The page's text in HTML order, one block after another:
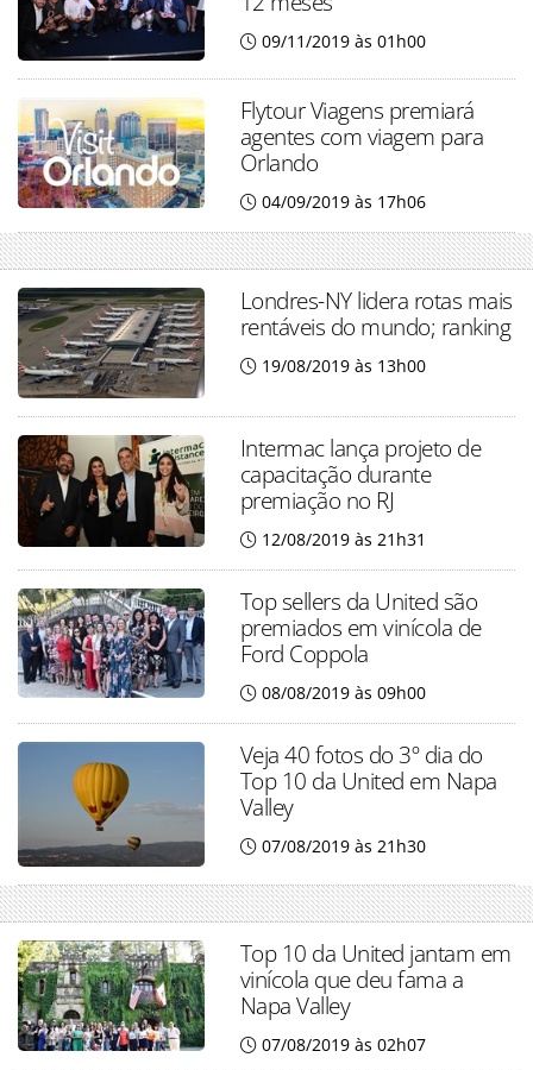
09/11/2019 às 01h00
Flytour Viagens premiará
agentes com viagem para
Orlando
04/09/2019 às 17h06
Londres-NY lidera rotas mais
rentáveis do mundo; ranking
19/08/2019 às 13h00
Intermac lança projeto de
capacitação durante
premiação no RJ
12/08/2019 às 21h31
Top sellers da United são
premiados em vinícola de
Ford Coppola
08/08/2019 às 09h00
Veja 40 fotos do 3º dia do
Top 10 da United em Napa
Valley
07/08/2019 às 21h30
Top 10 da United jantam em
vinícola que deu fama a
Napa Valley
07/08/2019 às 02h07